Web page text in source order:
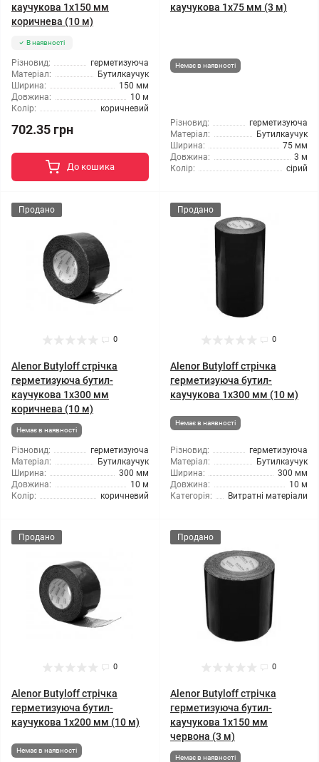
каучукова 1х150 мм
коричнева (10 м)
В наявності
Різновид:
герметизуюча
Матеріал:
Бутилкаучук
Ширина:
150 мм
Довжина:
10 м
Колір:
коричневий
702.35 грн
До кошика
каучукова 1х75 мм (3 м)
Немає в наявності
Різновид:
герметизуюча
Матеріал:
Бутилкаучук
Ширина:
75 мм
Довжина:
3 м
Колір:
сірий
Продано
0
Alenor Butyloff стрічка
герметизуюча бутил-
каучукова 1х300 мм
коричнева (10 м)
Немає в наявності
Різновид:
герметизуюча
Матеріал:
Бутилкаучук
Ширина:
300 мм
Довжина:
10 м
Колір:
коричневий
Продано
0
Alenor Butyloff стрічка
герметизуюча бутил-
каучукова 1х300 мм (10 м)
Немає в наявності
Різновид:
герметизуюча
Матеріал:
Бутилкаучук
Ширина:
300 мм
Довжина:
10 м
Категорія:
Витратні матеріали
Продано
0
Alenor Butyloff стрічка
герметизуюча бутил-
каучукова 1х200 мм (10 м)
Немає в наявності
Продано
0
Alenor Butyloff стрічка
герметизуюча бутил-
каучукова 1х150 мм
червона (3 м)
Немає в наявності